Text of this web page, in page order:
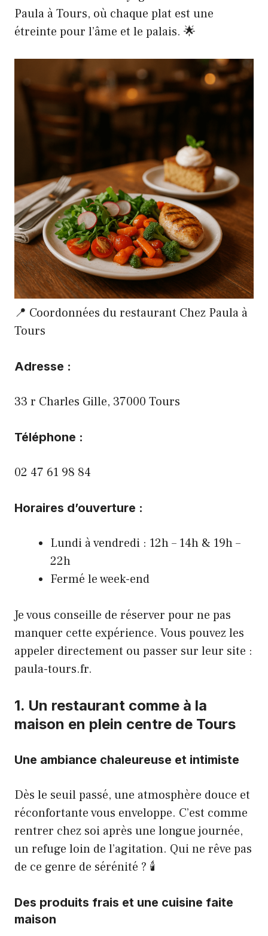
Paula à Tours, où chaque plat est une
étreinte pour l’âme et le palais. 🌟
📍 Coordonnées du restaurant Chez Paula à
Tours
Adresse :
33 r Charles Gille, 37000 Tours
Téléphone :
02 47 61 98 84
Horaires d’ouverture :
Lundi à vendredi : 12h – 14h & 19h –
22h
Fermé le week-end
Je vous conseille de réserver pour ne pas
manquer cette expérience. Vous pouvez les
appeler directement ou passer sur leur site :
paula-tours.fr.
1. Un restaurant comme à la
maison en plein centre de Tours
Une ambiance chaleureuse et intimiste
Dès le seuil passé, une atmosphère douce et
réconfortante vous enveloppe. C’est comme
rentrer chez soi après une longue journée,
un refuge loin de l’agitation. Qui ne rêve pas
de ce genre de sérénité ? 🕯️
Des produits frais et une cuisine faite
maison